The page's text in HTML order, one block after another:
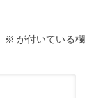
※ が付いている欄